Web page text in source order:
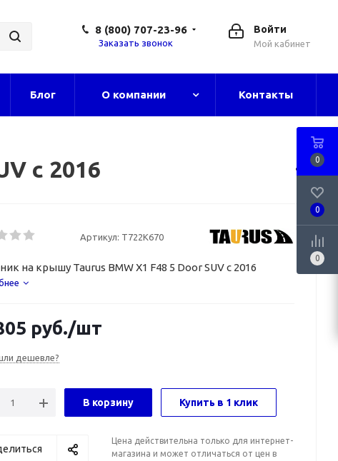
Войти
Мой кабинет
8 (800) 707-23-96
Заказать звонок
Блог О компании Контакты
с 2016
Артикул: T722K670
на крышу Taurus BMW X1 F48 5 Door SUV с 2016
руб./шт
дешевле?
В корзину Купить в 1 клик
Цена действительна только для интернет-
магазина и может отличаться от цен в
0
0
0